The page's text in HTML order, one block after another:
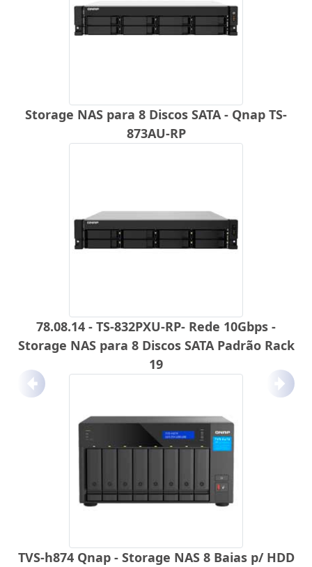
Storage NAS para 8 Discos SATA - Qnap TS-
873AU-RP
78.08.14 - TS-832PXU-RP- Rede 10Gbps -
Storage NAS para 8 Discos SATA Padrão Rack
19
TVS-h874 Qnap - Storage NAS 8 Baias p/ HDD
Anterior